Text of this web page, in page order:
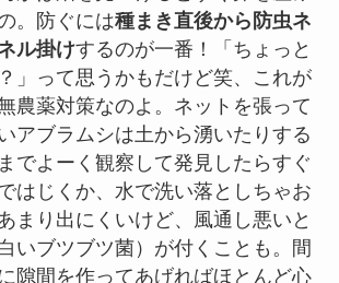
。防ぐには種まき直後から防虫ネ
ル掛けするのが一番！「ちょっと
」って思うかもだけど笑、これが
農薬対策なのよ。ネットを張って
アブラムシは土から湧いたりする
でよーく観察して発見したらすぐ
はじくか、水で洗い落としちゃお
まり出にくいけど、風通し悪いと
いブツブツ菌）が付くことも。間
隙間を作ってあげればほとんど心